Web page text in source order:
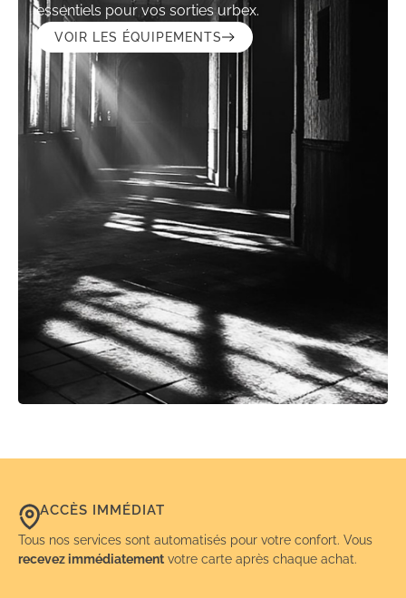
essentiels pour vos sorties urbex.
VOIR LES ÉQUIPEMENTS
ACCÈS IMMÉDIAT
Tous nos services sont automatisés pour votre confort. Vous
recevez immédiatement votre carte après chaque achat.